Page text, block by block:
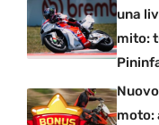
una
mito:
moto: